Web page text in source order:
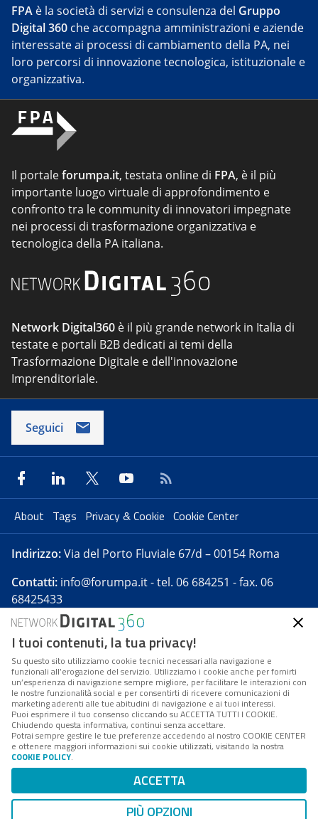
FPA è la società di servizi e consulenza del Gruppo
Digital 360 che accompagna amministrazioni e aziende
interessate ai processi di cambiamento della PA, nei
loro percorsi di innovazione tecnologica, istituzionale e
organizzativa.
Il portaleforumpa.it, testata online di FPA, è il più
importante luogo virtuale di approfondimento e
confronto tra le community di innovatori impegnate
nei processi di trasformazione organizzativa e
tecnologica della PA italiana.
Network Digital360 è il più grande network in Italia di
testate e portali B2B dedicati ai temi della
Trasformazione Digitale e dell'innovazione
Imprenditoriale.
Seguici
About Tags Privacy & Cookie Cookie Center
Indirizzo:Via del Porto Fluviale 67/d – 00154 Roma
Contatti: info@forumpa.it- tel. 06 684251 - fax. 06
68425433
Forumpa.itè una pubblicazione telematica iscritta
presso Registro della stampa del Tribunale di Roma -
Reg. n. 182 del 2 maggio 2008 - Direttore resp. Michela
Stentella
FPA s.r.l. è società soggetta a Direzione e
Coordinamento da parte di Digital360 S.p.A. - FPA s.r.l.
è un'azienda certificata per il sistema di management
Codice Fiscale/Partita IVA n. 10693191008 - R.E.A. Roma
n. 1249791. ISP AWS
Mappa del sito
I tuoi contenuti, la tua privacy!
Su questo sito utilizziamo cookie tecnici necessari alla navigazione e
funzionali all’erogazione del servizio. Utilizziamo i cookie anche per fornirti
un’esperienza di navigazione sempre migliore, per facilitare le interazioni con
le nostre funzionalità social e per consentirti di ricevere comunicazioni di
marketing aderenti alle tue abitudini di navigazione e ai tuoi interessi.
Puoi esprimere il tuo consenso cliccando su ACCETTA TUTTI I COOKIE.
Chiudendo questa informativa, continui senza accettare.
Potrai sempre gestire le tue preferenze accedendo al nostro COOKIE CENTER
e ottenere maggiori informazioni sui cookie utilizzati, visitando la nostra
COOKIE POLICY.
ACCETTA
PIÙ OPZIONI